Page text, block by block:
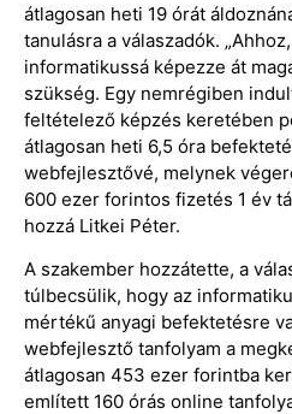
átlagosan heti 19 órát
tanulásra a válaszadók.
informatikussá képezze át
szükség. Egy nemrégiben
feltételező képzés keretében
átlagosan heti 6,5 óra
webfejlesztővé, melynek
600 ezer forintos fizetés 1 év
hozzá Litkei Péter.
A szakember hozzátette, a
túlbecsülik, hogy az
mértékű anyagi befektetésre
webfejlesztő tanfolyam a
átlagosan 453 ezer forintba
említett 160 órás online